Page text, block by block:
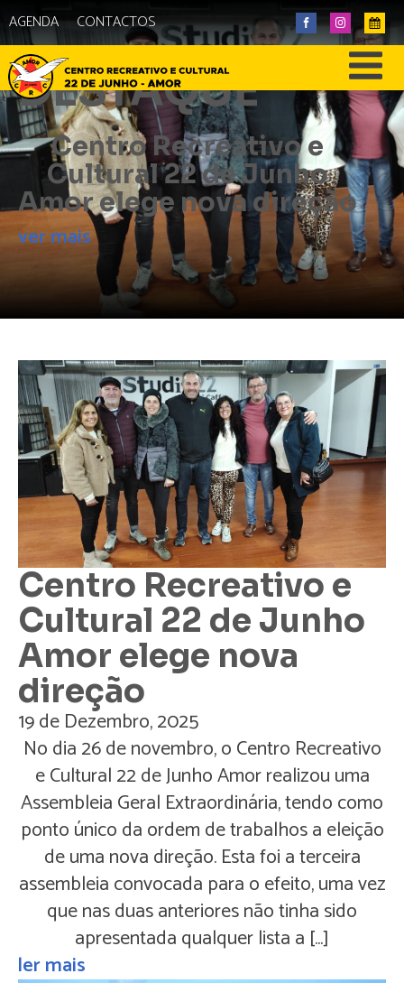
AGENDA CONTACTOS
DESTAQUE
Centro Recreativo e
Cultural 22 de Junho
Amor elege nova direção
ver mais
Centro Recreativo e
Cultural 22 de Junho
Amor elege nova
direção
19 de Dezembro, 2025
No dia 26 de novembro, o Centro Recreativo
e Cultural 22 de Junho Amor realizou uma
Assembleia Geral Extraordinária, tendo como
ponto único da ordem de trabalhos a eleição
de uma nova direção. Esta foi a terceira
assembleia convocada para o efeito, uma vez
que nas duas anteriores não tinha sido
apresentada qualquer lista a […]
ler mais